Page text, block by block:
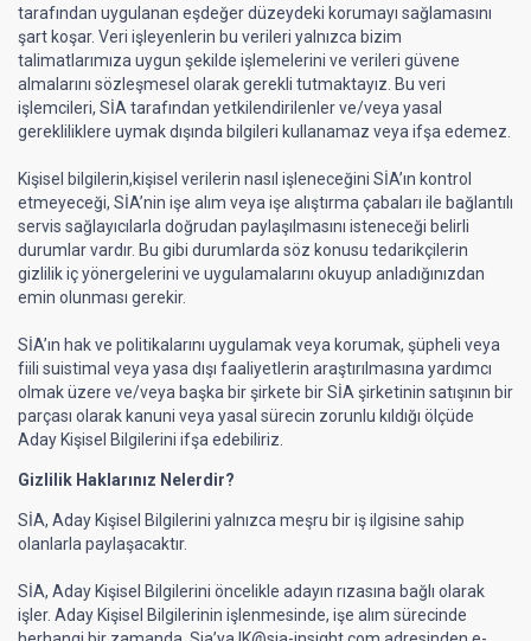
tarafından uygulanan eşdeğer düzeydeki korumayı sağlamasını
şart koşar. Veri işleyenlerin bu verileri yalnızca bizim
talimatlarımıza uygun şekilde işlemelerini ve verileri güvene
almalarını sözleşmesel olarak gerekli tutmaktayız. Bu veri
işlemcileri, SİA tarafından yetkilendirilenler ve/veya yasal
gerekliliklere uymak dışında bilgileri kullanamaz veya ifşa edemez.
Kişisel bilgilerin,kişisel verilerin nasıl işleneceğini SİA’ın kontrol
etmeyeceği, SİA’nin işe alım veya işe alıştırma çabaları ile bağlantılı
servis sağlayıcılarla doğrudan paylaşılmasını isteneceği belirli
durumlar vardır. Bu gibi durumlarda söz konusu tedarikçilerin
gizlilik iç yönergelerini ve uygulamalarını okuyup anladığınızdan
emin olunması gerekir.
SİA’ın hak ve politikalarını uygulamak veya korumak, şüpheli veya
fiili suistimal veya yasa dışı faaliyetlerin araştırılmasına yardımcı
olmak üzere ve/veya başka bir şirkete bir SİA şirketinin satışının bir
parçası olarak kanuni veya yasal sürecin zorunlu kıldığı ölçüde
Aday Kişisel Bilgilerini ifşa edebiliriz.
Gizlilik Haklarınız Nelerdir?
SİA, Aday Kişisel Bilgilerini yalnızca meşru bir iş ilgisine sahip
olanlarla paylaşacaktır.
SİA, Aday Kişisel Bilgilerini öncelikle adayın rızasına bağlı olarak
işler. Aday Kişisel Bilgilerinin işlenmesinde, işe alım sürecinde